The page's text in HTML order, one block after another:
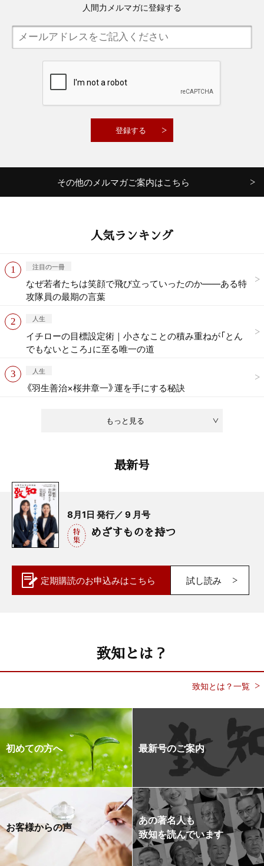
人間力メルマガに登録する
その他のメルマガご案内はこちら
人気ランキング
もっと見る
注目の一冊
なぜ若者たちは笑顔で飛び立っていったのか——ある特
攻隊員の最期の言葉
人生
イチローの目標設定術｜小さなことの積み重ねが「とん
でもないところ」に至る唯一の道
人生
《羽生善治×桜井章一》運を手にする秘訣
最新号
8月1日 発行／ 9 月号
めざすものを持つ
定期購読のお申込みはこちら 試し読み
致知とは？
致知とは？一覧
初めての方へ 最新号のご案内
お客様からの声
あの著名人も
致知を読んでいます